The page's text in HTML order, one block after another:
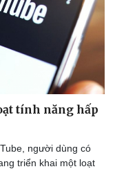
tính năng hấp
người dùng có
triển khai một loạt